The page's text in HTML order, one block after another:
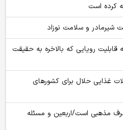
کرده است
شیرمادر و سلامت نوزاد
آیفون ۱۸ پرو/ سه قابلیت رویایی که بالاخره به حقیقت
غذایی حلال برای کشورهای
مذهبی است/اربعین و مسئله